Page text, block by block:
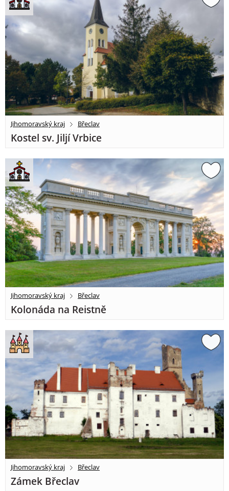
Jihomoravský kraj Břeclav
Kostel sv. Jiljí Vrbice
Jihomoravský kraj Břeclav
Kolonáda na Reistně
Jihomoravský kraj Břeclav
Zámek Břeclav